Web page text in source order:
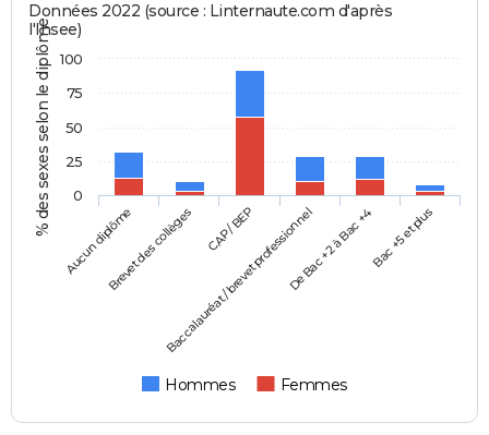
% des sexes selon le diplôme
Données 2022 (source : Linternaute.com d'après
l'Insee)
Hommes Femmes
Aucun diplômeBrevet des collèges CAP / BEP
Baccalauréat / brevet professionnelDe Bac +2 à Bac +4Bac +5 et plus
0
25
50
75
100